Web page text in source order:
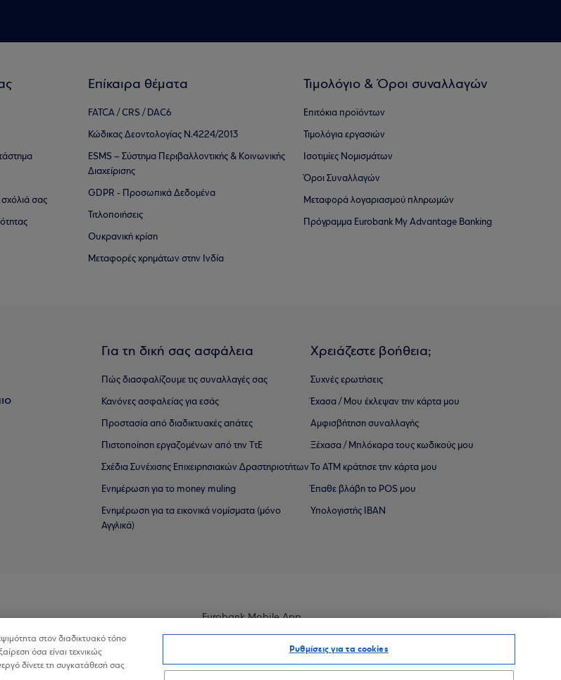
σας
Επίκαιρα θέματα
FATCA / CRS / DAC6
Κώδικας Δεοντολογίας Ν.4224/2013
ESMS – Σύστημα Περιβαλλοντικής & Κοινωνικής
Διαχείρισης
GDPR - Προσωπικά Δεδομένα
Τιτλοποιήσεις
Ουκρανική κρίση
Μεταφορές χρημάτων στην Ινδία
Τιμολόγιο & Όροι συναλλαγών
Επιτόκια προϊόντων
Τιμολόγια εργασιών
Ισοτιμίες Νομισμάτων
Όροι Συναλλαγών
Μεταφορά λογαριασμού πληρωμών
Πρόγραμμα Eurobank My Advantage Banking
Για τη δική σας ασφάλεια
Πώς διασφαλίζουμε τις συναλλαγές σας
Κανόνες ασφαλείας για εσάς
Προστασία από διαδικτυακές απάτες
Πιστοποίηση εργαζομένων από την ΤτΕ
Σχέδια Συνέχισης Επιχειρησιακών ∆ραστηριοτήτων
Ενημέρωση για το money muling
Ενημέρωση για τα εικονικά νομίσματα (μόνο
Αγγλικά)
Χρειάζεστε βοήθεια;
Συχνές ερωτήσεις
Έχασα / Μου έκλεψαν την κάρτα μου
Αμφισβήτηση συναλλαγής
Ξέχασα / Μπλόκαρα τους κωδικούς μου
Το ΑΤΜ κράτησε την κάρτα μου
Έπαθε βλάβη το POS μου
Υπολογιστής IBAN
Eurobank Mobile App
στον διαδικτυακό τόπο
όσα είναι τεχνικώς
δίνετε τη συγκατάθεσή σας
Ρυθμίσεις για τα cookies